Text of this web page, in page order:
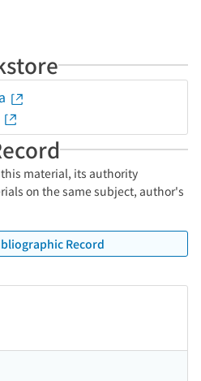
material, its authority
on the same subject, author's
Record